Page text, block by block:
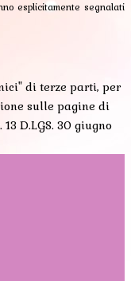
esplicitamente segnalati
di terze parti, per
sulle pagine di
D.LGS. 30 giugno